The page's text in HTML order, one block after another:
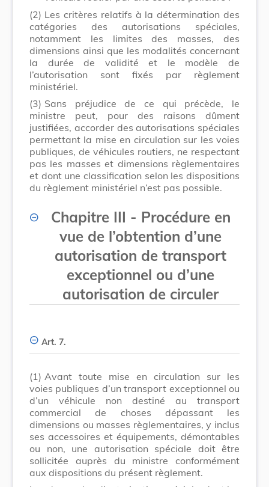
(2) Les critères relatifs à la détermination des
catégories des autorisations spéciales,
notamment les limites des masses, des
dimensions ainsi que les modalités concernant
la durée de validité et le modèle de
l’autorisation sont fixés par règlement
ministériel.
(3) Sans préjudice de ce qui précède, le
ministre peut, pour des raisons dûment
justifiées, accorder des autorisations spéciales
permettant la mise en circulation sur les voies
publiques, de véhicules routiers, ne respectant
pas les masses et dimensions règlementaires
et dont une classification selon les dispositions
du règlement ministériel n’est pas possible.
Chapitre III - Procédure en
vue de l’obtention d’une
autorisation de transport
exceptionnel ou d’une
autorisation de circuler
Art. 7.
(1) Avant toute mise en circulation sur les
voies publiques d’un transport exceptionnel ou
d’un véhicule non destiné au transport
commercial de choses dépassant les
dimensions ou masses règlementaires, y inclus
ses accessoires et équipements, démontables
ou non, une autorisation spéciale doit être
sollicitée auprès du ministre conformément
aux dispositions du présent règlement.